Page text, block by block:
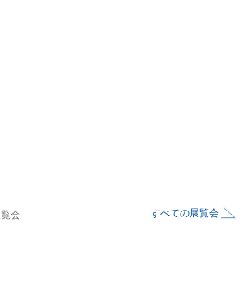
会 すべての展覧会